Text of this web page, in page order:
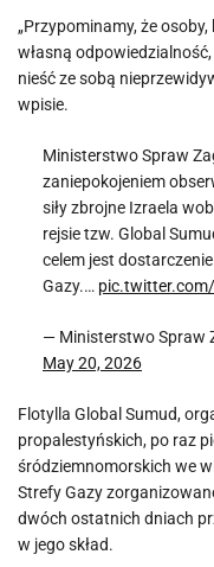
„Przypominamy, że
własną
nieść ze sobą
wpisie.
Ministerstwo Spraw
zaniepokojeniem
siły zbrojne Izraela
rejsie tzw. Global
celem jest
Gazy.…
— Ministerstwo Spraw
May 20, 2026
Flotylla Global Sumud,
propalestyńskich, po raz
śródziemnomorskich we
Strefy Gazy
dwóch ostatnich dniach
w jego skład.